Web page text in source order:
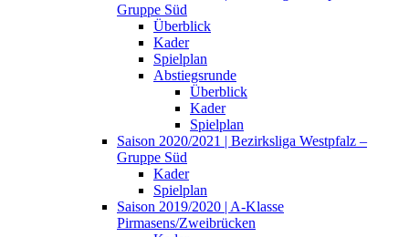
Gruppe Süd
Überblick
Kader
Spielplan
Abstiegsrunde
Überblick
Kader
Spielplan
Saison 2020/2021 | Bezirksliga Westpfalz –
Gruppe Süd
Kader
Spielplan
Saison 2019/2020 | A-Klasse
Pirmasens/Zweibrücken